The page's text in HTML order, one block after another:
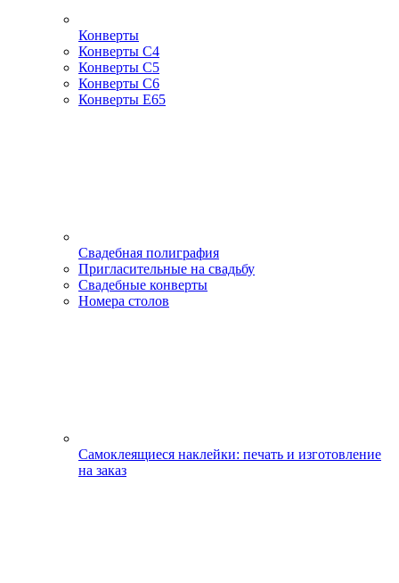
Конверты
Конверты С4
Конверты С5
Конверты С6
Конверты Е65
Свадебная полиграфия
Пригласительные на свадьбу
Свадебные конверты
Номера столов
Самоклеящиеся наклейки: печать и изготовление
на заказ